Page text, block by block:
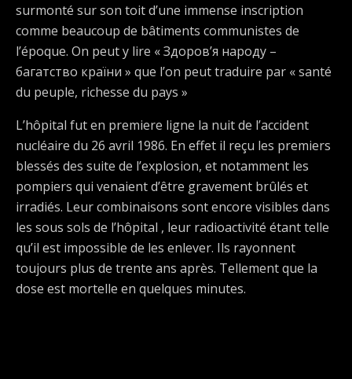
surmonté sur son toit d’une immense inscription
comme beaucoup de bâtiments communistes de
l’époque. On peut y lire « Здоров’я народу –
багатство країни » que l’on peut traduire par « santé
du peuple, richesse du pays »
L’hôpital fut en premiere ligne la nuit de l’accident
nucléaire du 26 avril 1986. En effet il reçu les premiers
blessés des suite de l’explosion, et notamment les
pompiers qui venaient d’être gravement brûlés et
irradiés. Leur combinaisons sont encore visibles dans
les sous sols de l’hôpital , leur radioactivité étant telle
qu’il est impossible de les enlever. Ils rayonnent
toujours plus de trente ans après. Tellement que la
dose est mortelle en quelques minutes.